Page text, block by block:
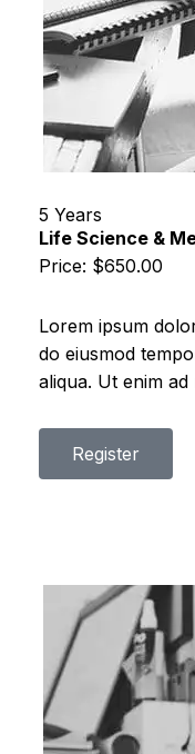
5 Years
Life Science &
Price: $650.00
Lorem ipsum
do eiusmod
aliqua. Ut enim ad
Register